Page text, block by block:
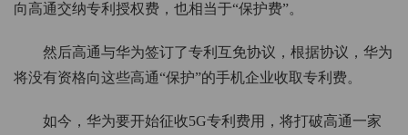
向高通交纳专利授权费，也相当于“保护费”。
然后高通与华为签订了专利互免协议，根据协议，华为
将没有资格向这些高通“保护”的手机企业收取专利费。
如今，华为要开始征收5G专利费用，将打破高通一家